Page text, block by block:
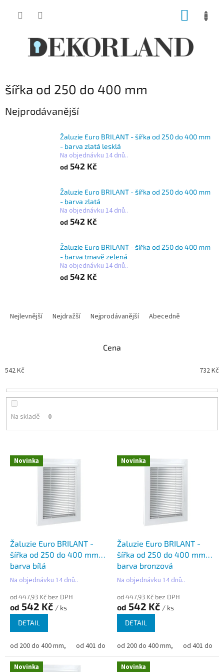
šířka od 250 do 400 mm
Nejprodávanější
Žaluzie Euro BRILANT - šířka od 250 do 400 mm
- barva zlatá lesklá
Na objednávku 14 dnů..
od 542 Kč
Žaluzie Euro BRILANT - šířka od 250 do 400 mm
- barva zlatá
Na objednávku 14 dnů..
od 542 Kč
Žaluzie Euro BRILANT - šířka od 250 do 400 mm
- barva tmavě zelená
Na objednávku 14 dnů..
od 542 Kč
p
o
Nejlevnější Nejdražší Nejprodávanější Abecedně
Cena
542Kč 732Kč
Na skladě 0
V Novinka
Žaluzie Euro BRILANT -
šířka od 250 do 400 mm -
barva bílá
Na objednávku 14 dnů..
od 447,93 Kč bez DPH
od 542 Kč / ks
DETAIL
od 200 do 400 mm, od 401 do 500 mm, od 501 do 600 mm, od
Novinka
Žaluzie Euro BRILANT -
šířka od 250 do 400 mm -
barva bronzová
Na objednávku 14 dnů..
od 447,93 Kč bez DPH
od 542 Kč / ks
DETAIL
od 200 do 400 mm, od 401 do
Novinka Novinka